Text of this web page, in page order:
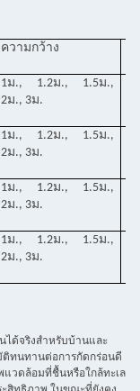
ความกว้าง
1ม., 1.2ม., 1.5ม.,
2ม., 3ม.
1ม., 1.2ม., 1.5ม.,
2ม., 3ม.
1ม., 1.2ม., 1.5ม.,
2ม., 3ม.
1ม., 1.2ม., 1.5ม.,
2ม., 3ม.
ได้จริงสำหรับบ้านและ
ทนทานต่อการกัดกร่อนดี
แวดล้อมที่ชื้นหรือใกล้ทะเล